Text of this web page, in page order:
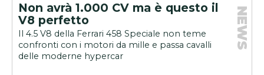
Non avrà 1.000 CV ma è questo il
V8 perfetto
Il 4.5 V8 della Ferrari 458 Speciale non teme
confronti con i motori da mille e passa cavalli
delle moderne hypercar
NEWS